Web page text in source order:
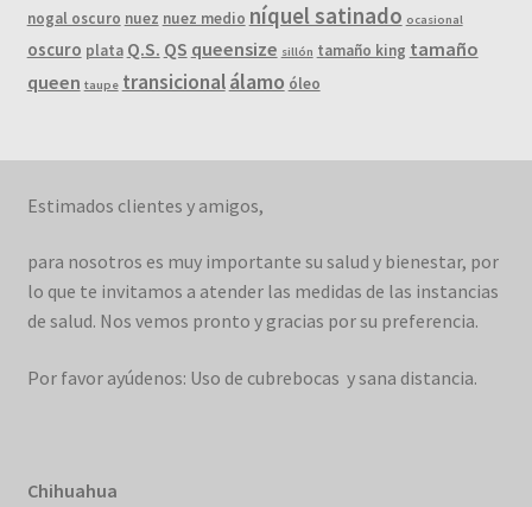
nogal oscuro nuez nuez medio níquel satinado ocasional
oscuro plata Q.S. QS queensize sillón tamaño king tamaño
queen taupe transicionalálamo óleo
Estimados clientes y amigos,
para nosotros es muy importante su salud y bienestar, por
lo que te invitamos a atender las medidas de las instancias
de salud. Nos vemos pronto y gracias por su preferencia.
Por favor ayúdenos: Uso de cubrebocas y sana distancia.
Chihuahua